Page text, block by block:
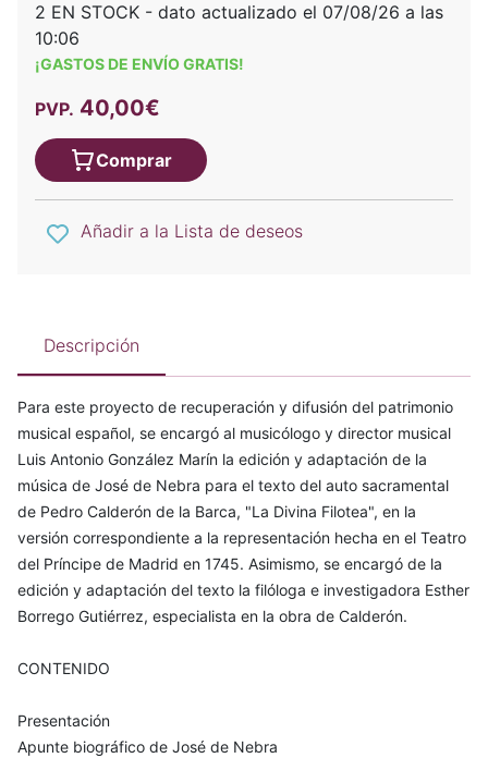
2 EN STOCK - dato actualizado el 07/08/26 a las
10:06
¡GASTOS DE ENVÍO GRATIS!
PVP. 40,00€
Comprar
Añadir a la Lista de deseos
Descripción
Para este proyecto de recuperación y difusión del patrimonio
musical español, se encargó al musicólogo y director musical
Luis Antonio González Marín la edición y adaptación de la
música de José de Nebra para el texto del auto sacramental
de Pedro Calderón de la Barca, "La Divina Filotea", en la
versión correspondiente a la representación hecha en el Teatro
del Príncipe de Madrid en 1745. Asimismo, se encargó de la
edición y adaptación del texto la filóloga e investigadora Esther
Borrego Gutiérrez, especialista en la obra de Calderón.
CONTENIDO
Presentación
Apunte biográfico de José de Nebra